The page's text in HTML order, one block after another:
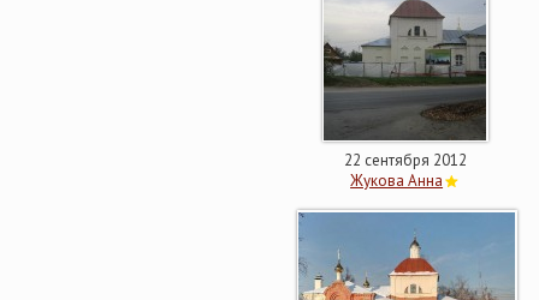
22 сентября 2012
Жукова Анна